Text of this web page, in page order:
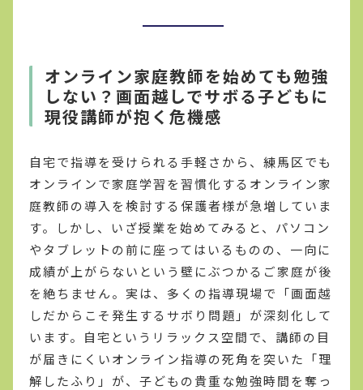
オンライン家庭教師を始めても勉強
しない？画面越しでサボる子どもに
現役講師が抱く危機感
自宅で指導を受けられる手軽さから、練馬区でも
オンラインで家庭学習を習慣化するオンライン家
庭教師の導入を検討する保護者様が急増していま
す。しかし、いざ授業を始めてみると、パソコン
やタブレットの前に座ってはいるものの、一向に
成績が上がらないという壁にぶつかるご家庭が後
を絶ちません。実は、多くの指導現場で「画面越
しだからこそ発生するサボり問題」が深刻化して
います。自宅というリラックス空間で、講師の目
が届きにくいオンライン指導の死角を突いた「理
解したふり」が、子どもの貴重な勉強時間を奪っ